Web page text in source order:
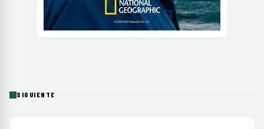
SIGUIENTE